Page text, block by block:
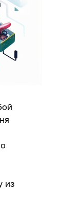
из